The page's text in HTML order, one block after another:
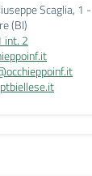
Scaglia, 1 -
(BI)
int. 2